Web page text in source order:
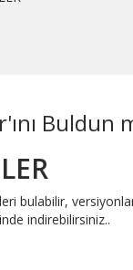
Buldun
bulabilir,
indirebilirsiniz..